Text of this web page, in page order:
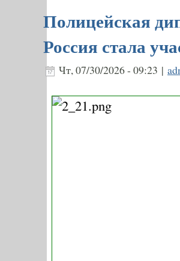
Полицейская
Россия стала
Чт, 07/30/2026 - 09:23 |